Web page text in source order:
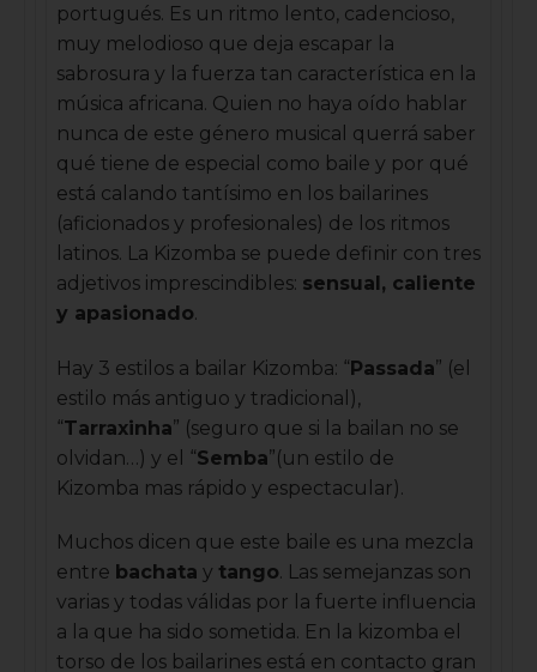
portugués. Es un ritmo lento, cadencioso,
muy melodioso que deja escapar la
sabrosura y la fuerza tan característica en la
música africana. Quien no haya oído hablar
nunca de este género musical querrá saber
qué tiene de especial como baile y por qué
está calando tantísimo en los bailarines
(aficionados y profesionales) de los ritmos
latinos. La Kizomba se puede definir con tres
adjetivos imprescindibles: sensual, caliente
y apasionado.
Hay 3 estilos a bailar Kizomba: “Passada” (el
estilo más antiguo y tradicional),
“Tarraxinha” (seguro que si la bailan no se
olvidan…) y el “Semba”(un estilo de
Kizomba mas rápido y espectacular).
Muchos dicen que este baile es una mezcla
entre bachata y tango. Las semejanzas son
varias y todas válidas por la fuerte influencia
a la que ha sido sometida. En la kizomba el
torso de los bailarines está en contacto gran